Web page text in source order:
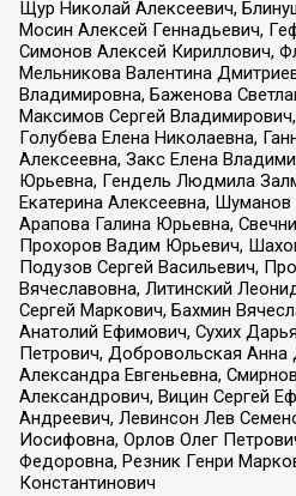
Щур Николай Алексеевич,
Мосин Алексей Геннадьевич,
Симонов Алексей Кириллович,
Мельникова Валентина
Владимировна, Баженова
Максимов Сергей
Голубева Елена Николаевна,
Алексеевна, Закс Елена
Юрьевна, Гендель Людмила
Екатерина Алексеевна,
Арапова Галина Юрьевна,
Прохоров Вадим Юрьевич,
Подузов Сергей Васильевич,
Вячеславовна, Литинский
Сергей Маркович, Бахмин
Анатолий Ефимович, Сухих
Петрович, Добровольская Анна
Александра Евгеньевна,
Александрович, Вицин Сергей
Андреевич, Левинсон Лев
Иосифовна, Орлов Олег
Федоровна, Резник Генри
Константинович